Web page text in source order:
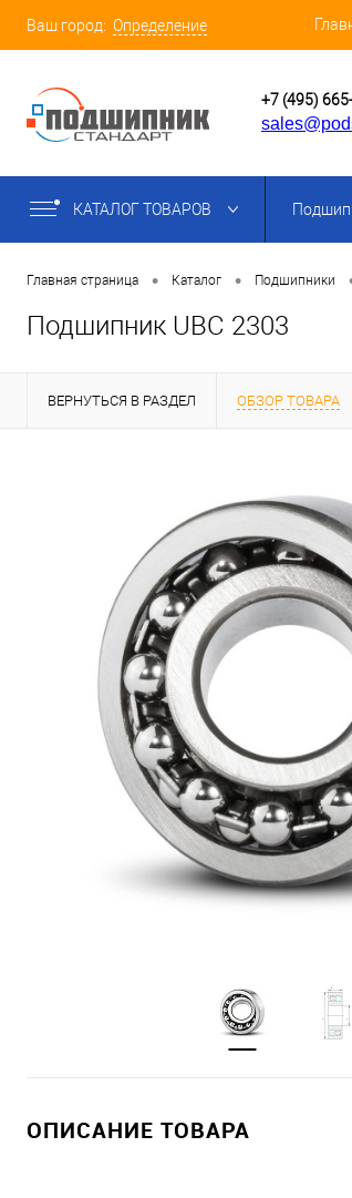
Ваш город: Определение
+7 (495)
КАТАЛОГ ТОВАРОВ
Главная страница • Каталог • Подшипники
Подшипник UBC 2303
ВЕРНУТЬСЯ В РАЗДЕЛ ОБЗОР ТОВАРА
ОПИСАНИЕ ТОВАРА